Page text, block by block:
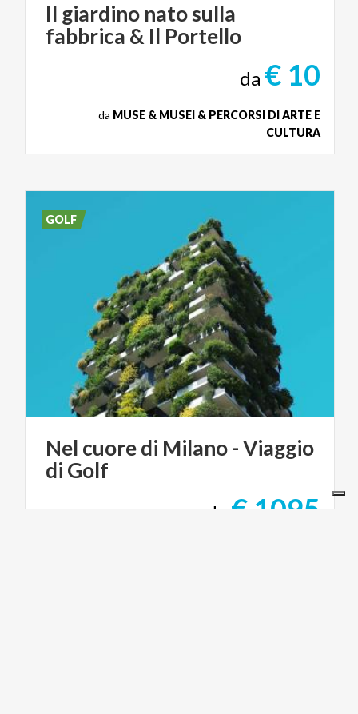
Il giardino natosulla
fabbrica & Il Portello
da € 10
da MUSE & MUSEI & PERCORSI DI ARTE E
CULTURA
Nel cuoredi Milano-Viaggio
di Golf
da € 1095
GOLF